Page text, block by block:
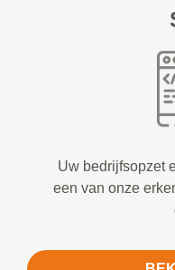
Uw bedrijfsopzet
een van onze